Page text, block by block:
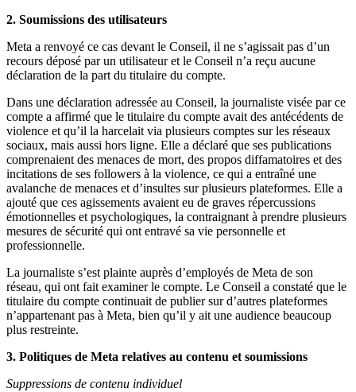
2. Soumissions des utilisateurs
Meta a renvoyé ce cas devant le Conseil, il ne s’agissait pas d’un
recours déposé par un utilisateur et le Conseil n’a reçu aucune
déclaration de la part du titulaire du compte.
Dans une déclaration adressée au Conseil, la journaliste visée par ce
compte a affirmé que le titulaire du compte avait des antécédents de
violence et qu’il la harcelait via plusieurs comptes sur les réseaux
sociaux, mais aussi hors ligne. Elle a déclaré que ses publications
comprenaient des menaces de mort, des propos diffamatoires et des
incitations de ses followers à la violence, ce qui a entraîné une
avalanche de menaces et d’insultes sur plusieurs plateformes. Elle a
ajouté que ces agissements avaient eu de graves répercussions
émotionnelles et psychologiques, la contraignant à prendre plusieurs
mesures de sécurité qui ont entravé sa vie personnelle et
professionnelle.
La journaliste s’est plainte auprès d’employés de Meta de son
réseau, qui ont fait examiner le compte. Le Conseil a constaté que le
titulaire du compte continuait de publier sur d’autres plateformes
n’appartenant pas à Meta, bien qu’il y ait une audience beaucoup
plus restreinte.
3. Politiques de Meta relatives au contenu et soumissions
Suppressions de contenu individuel